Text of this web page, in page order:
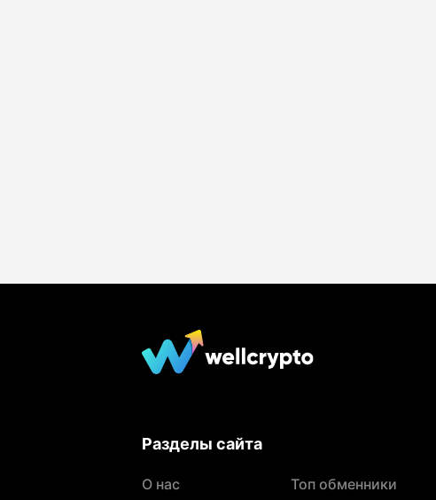
Разделы сайта
О нас Топ обменники